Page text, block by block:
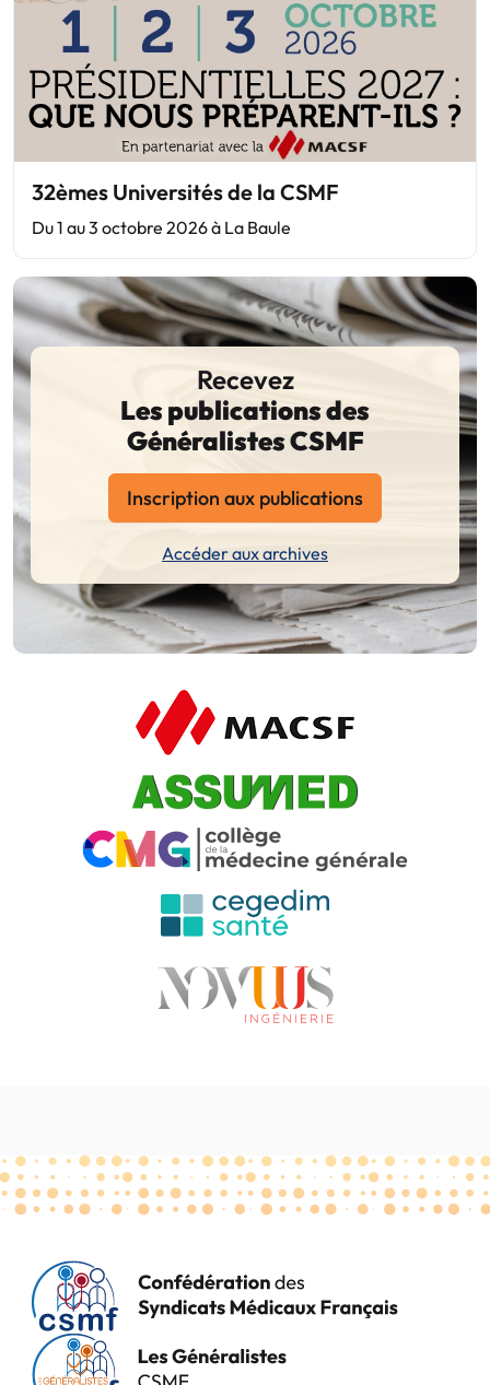
32èmes Universités de la CSMF
Du 1 au 3 octobre 2026 à La Baule
Recevez
Les publications des
Généralistes CSMF
Inscription aux publications
Accéder aux archives